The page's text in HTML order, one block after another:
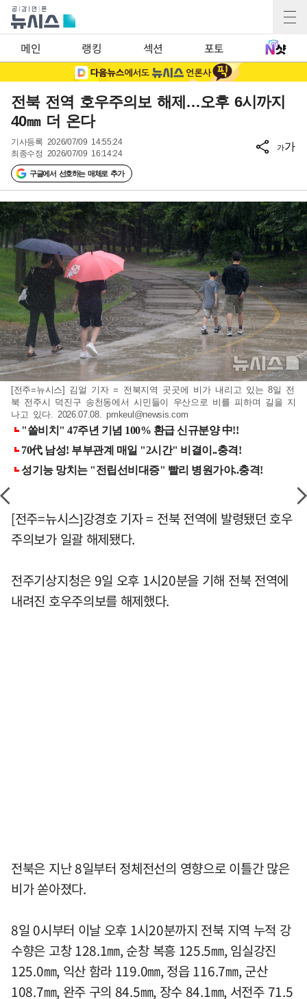
메인 랭킹 섹션 포토
전북 전역 호우주의보 해제…오후 6시까지
40㎜ 더 온다
기사등록 2026/07/09 14:55:24
최종수정 2026/07/09 16:14:24
구글에서 선호하는 매체로 추가
가가
[전주=뉴시스] 김얼 기자 = 전북지역 곳곳에 비가 내리고 있는 8일 전
북 전주시 덕진구 송천동에서 시민들이 우산으로 비를 피하며 길을 지
나고 있다. 2026.07.08.pmkeul@newsis.com
[전주=뉴시스]강경호 기자 = 전북 전역에 발령됐던 호우
주의보가 일괄 해제됐다.
전주기상지청은 9일 오후 1시20분을 기해 전북 전역에
내려진 호우주의보를 해제했다.
전북은 지난 8일부터 정체전선의 영향으로 이틀간 많은
비가 쏟아졌다.
8일 0시부터 이날 오후 1시20분까지 전북 지역 누적 강
수향은 고창 128.1㎜, 순창 복흥 125.5㎜, 임실강진
125.0㎜, 익산 함라 119.0㎜, 정읍 116.7㎜, 군산
108.7㎜, 완주 구의 84.5㎜, 장수 84.1㎜, 서전주 71.5